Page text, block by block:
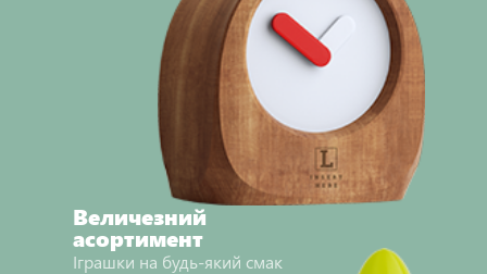
Величезний
асортимент
Іграшки на будь-який смак